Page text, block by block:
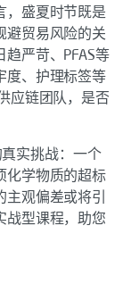
，盛夏时节既是
避贸易风险的关
严苛、PFAS等
度、护理标签等
应链团队，是否
实挑战：一个
化学物质的超标
主观偏差或将引
战型课程，助您